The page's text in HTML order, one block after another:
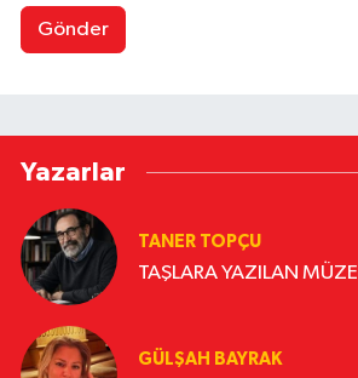
Gönder
Yazarlar
TANER TOPÇU
TAŞLARA YAZILAN MÜZE
GÜLŞAH BAYRAK